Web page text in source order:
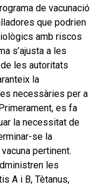
de vacunació
que podrien
amb riscos
s’ajusta a les
les autoritats
la
necessàries per a
es fa
la necessitat de
se la
pertinent.
les
A i B, Tètanus,